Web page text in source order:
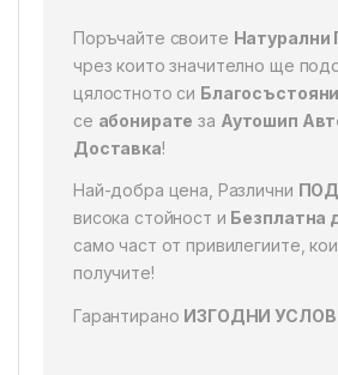
Поръчайте своите Натурални
чрез които значително ще
цялостното си
се абонирате за Аутошип
Доставка!
Най-добра цена, Различни
висока стойност и Безплатна
само част от привилегиите,
получите!
Гарантирано ИЗГОДНИ